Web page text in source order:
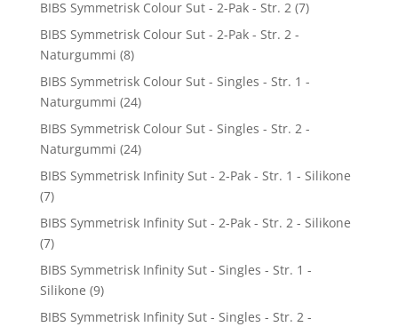
BIBS Symmetrisk Colour Sut - 2-Pak - Str. 2 (7)
BIBS Symmetrisk Colour Sut - 2-Pak - Str. 2 -
Naturgummi (8)
BIBS Symmetrisk Colour Sut - Singles - Str. 1 -
Naturgummi (24)
BIBS Symmetrisk Colour Sut - Singles - Str. 2 -
Naturgummi (24)
BIBS Symmetrisk Infinity Sut - 2-Pak - Str. 1 - Silikone
(7)
BIBS Symmetrisk Infinity Sut - 2-Pak - Str. 2 - Silikone
(7)
BIBS Symmetrisk Infinity Sut - Singles - Str. 1 -
Silikone (9)
BIBS Symmetrisk Infinity Sut - Singles - Str. 2 -